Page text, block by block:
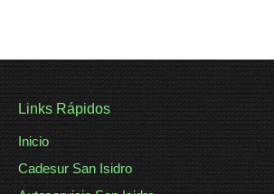
Links Rápidos
Inicio
Cadesur San Isidro